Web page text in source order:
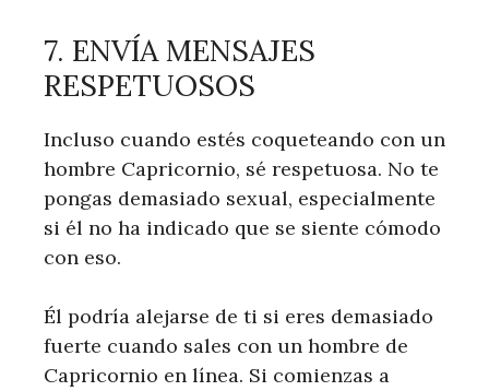
7. ENVÍA MENSAJES
RESPETUOSOS
Incluso cuando estés coqueteando con un
hombre Capricornio, sé respetuosa. No te
pongas demasiado sexual, especialmente
si él no ha indicado que se siente cómodo
con eso.
Él podría alejarse de ti si eres demasiado
fuerte cuando sales con un hombre de
Capricornio en línea. Si comienzas a